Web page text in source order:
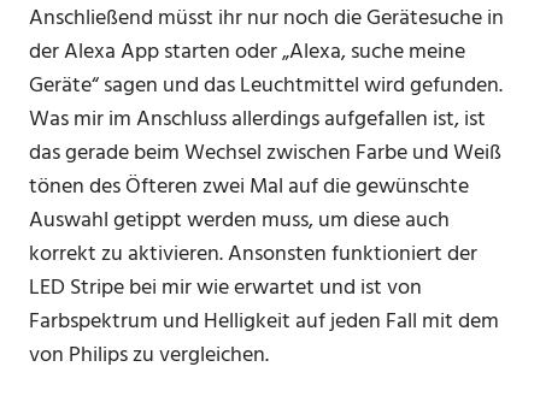
Anschließend müsst ihr nur noch die Gerätesuche in
der Alexa App starten oder „Alexa, suche meine
Geräte“ sagen und das Leuchtmittel wird gefunden.
Was mir im Anschluss allerdings aufgefallen ist, ist
das gerade beim Wechsel zwischen Farbe und Weiß
tönen des Öfteren zwei Mal auf die gewünschte
Auswahl getippt werden muss, um diese auch
korrekt zu aktivieren. Ansonsten funktioniert der
LED Stripe bei mir wie erwartet und ist von
Farbspektrum und Helligkeit auf jeden Fall mit dem
von Philips zu vergleichen.